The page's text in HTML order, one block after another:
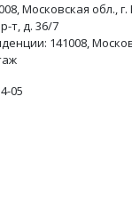
Московская обл.,
т, д. 36/7
141008,
05